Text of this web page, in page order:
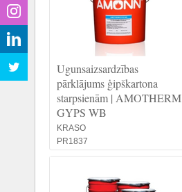
Ugunsaizsardzības
pārklājums ģipškartona
starpsienām | AMOTHERM
GYPS WB
KRASO
PR1837